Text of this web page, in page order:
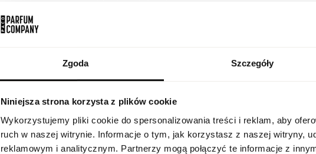
Zgoda Szczegóły
Niniejsza strona korzysta z plików cookie
Wykorzystujemy pliki cookie do spersonalizowania treści i reklam, aby
ruch w naszej witrynie. Informacje o tym, jak korzystasz z naszej witryny,
reklamowym i analitycznym. Partnerzy mogą połączyć te informacje z
Kod CN 3304 10
Stan opakowania
USTAWIENIA REGIONALNE
Lokalizacja
Język